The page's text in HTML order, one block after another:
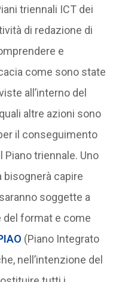
triennali ICT dei
di redazione di
e
come sono state
all’interno del
altre azioni sono
il conseguimento
triennale. Uno
bisognerà capire
soggette a
del format e come
(Piano Integrato
nell’intenzione del